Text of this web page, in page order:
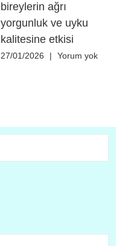
bireylerin ağrı
yorgunluk ve uyku
kalitesine etkisi
27/01/2026 | Yorum yok